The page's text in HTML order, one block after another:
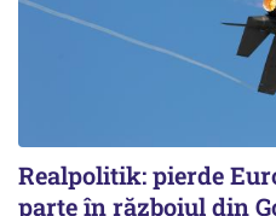
Realpolitik: pierde
parte în războiul din